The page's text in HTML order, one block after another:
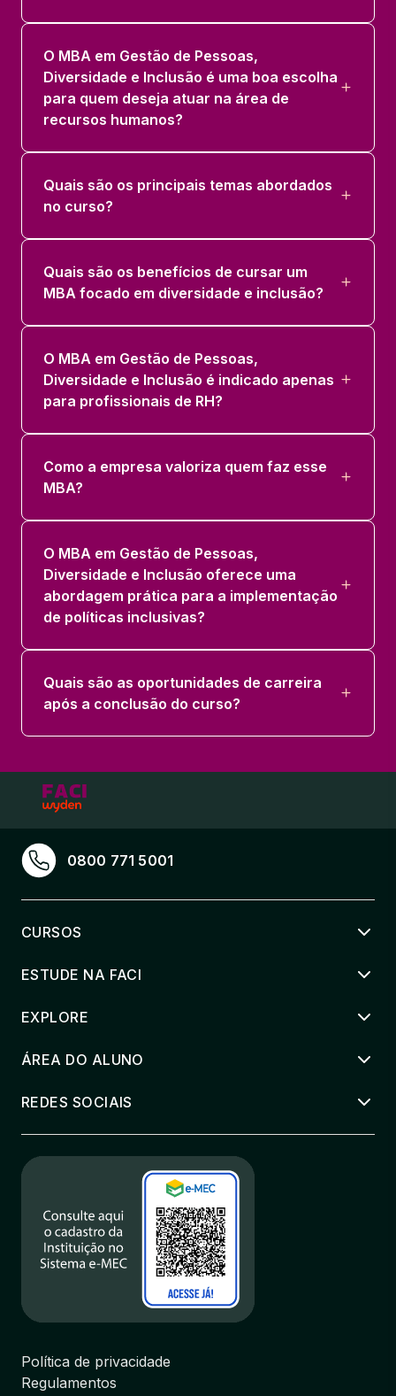
O MBA em Gestão de Pessoas,
Diversidade e Inclusão é uma boa escolha
para quem deseja atuar na área de
recursos humanos?
Quais são os principais temas abordados
no curso?
Quais são os benefícios de cursar um
MBA focado em diversidade e inclusão?
O MBA em Gestão de Pessoas,
Diversidade e Inclusão é indicado apenas
para profissionais de RH?
Como a empresa valoriza quem faz esse
MBA?
O MBA em Gestão de Pessoas,
Diversidade e Inclusão oferece uma
abordagem prática para a implementação
de políticas inclusivas?
Quais são as oportunidades de carreira
após a conclusão do curso?
0800 771 5001
CURSOS
ESTUDE NA FACI
EXPLORE
ÁREA DO ALUNO
REDES SOCIAIS
Política de privacidade
Regulamentos